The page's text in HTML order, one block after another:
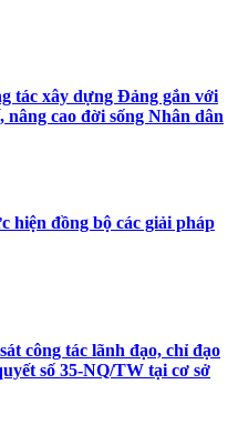
tác xây dựng Đảng gắn với
cao đời sống Nhân dân
đồng bộ các giải pháp
công tác lãnh đạo, chỉ đạo
số 35-NQ/TW tại cơ sở